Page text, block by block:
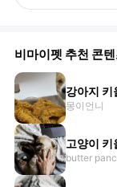
비마이펫 추천 콘
강아지 키
몽이언니
고양이
butter